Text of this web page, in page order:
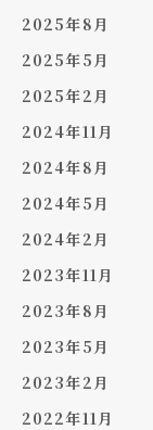
2025年8月
2025年5月
2025年2月
2024年11月
2024年8月
2024年5月
2024年2月
2023年11月
2023年8月
2023年5月
2023年2月
2022年11月